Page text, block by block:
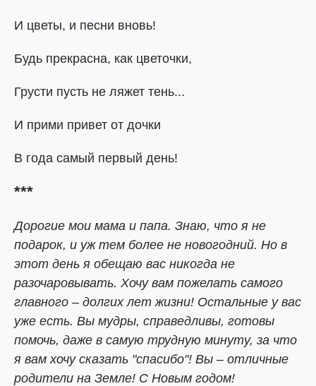
И цветы, и песни вновь!
Будь прекрасна, как цветочки,
Грусти пусть не ляжет тень...
И прими привет от дочки
В года самый первый день!
***
Дорогие мои мама и папа. Знаю, что я не
подарок, и уж тем более не новогодний. Но в
этот день я обещаю вас никогда не
разочаровывать. Хочу вам пожелать самого
главного – долгих лет жизни! Остальные у вас
уже есть. Вы мудры, справедливы, готовы
помочь, даже в самую трудную минуту, за что
я вам хочу сказать "спасибо"! Вы – отличные
родители на Земле! С Новым годом!